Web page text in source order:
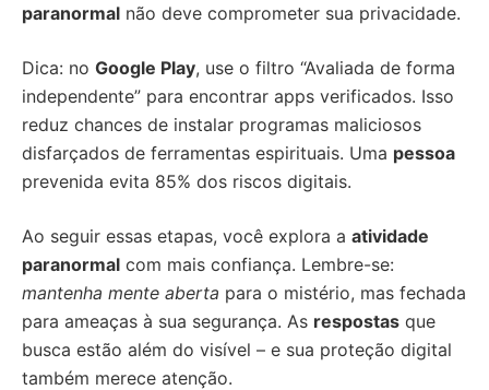
paranormal não deve comprometer sua privacidade.
Dica: no Google Play, use o filtro “Avaliada de forma
independente” para encontrar apps verificados. Isso
reduz chances de instalar programas maliciosos
disfarçados de ferramentas espirituais. Uma pessoa
prevenida evita 85% dos riscos digitais.
Ao seguir essas etapas, você explora a atividade
paranormal com mais confiança. Lembre-se:
mantenha mente aberta para o mistério, mas fechada
para ameaças à sua segurança. As respostas que
busca estão além do visível – e sua proteção digital
também merece atenção.